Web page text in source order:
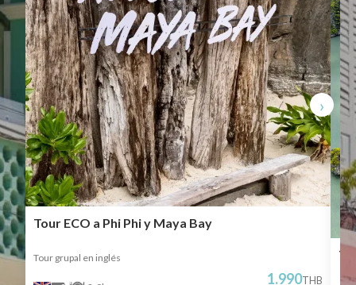
Tour ECO a Phi Phi y Maya Bay
Tour grupal en inglés
1.990THB
›